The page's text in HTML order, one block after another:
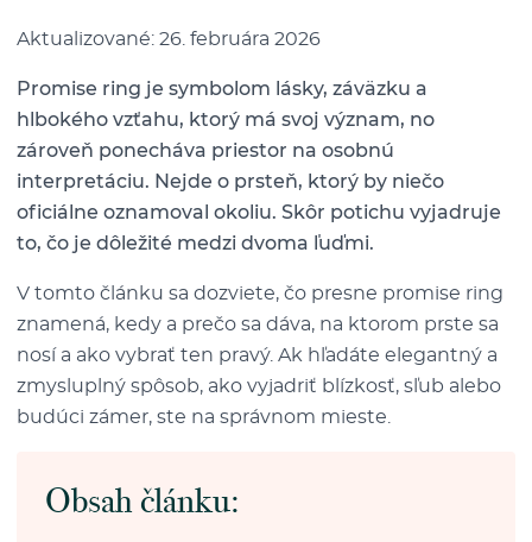
Aktualizované: 26. februára 2026
Promise ring je symbolom lásky, záväzku a
hlbokého vzťahu, ktorý má svoj význam, no
zároveň ponecháva priestor na osobnú
interpretáciu. Nejde o prsteň, ktorý by niečo
oficiálne oznamoval okoliu. Skôr potichu vyjadruje
to, čo je dôležité medzi dvoma ľuďmi.
V tomto článku sa dozviete, čo presne promise ring
znamená, kedy a prečo sa dáva, na ktorom prste sa
nosí a ako vybrať ten pravý. Ak hľadáte elegantný a
zmysluplný spôsob, ako vyjadriť blízkosť, sľub alebo
budúci zámer, ste na správnom mieste.
Obsah článku: